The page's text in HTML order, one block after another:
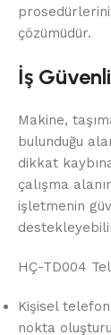
çözümüdür.
İş
Makine,
bulunduğu
dikkat
çalışma
işletmenin
HÇ-TD004
Kişisel
nokta